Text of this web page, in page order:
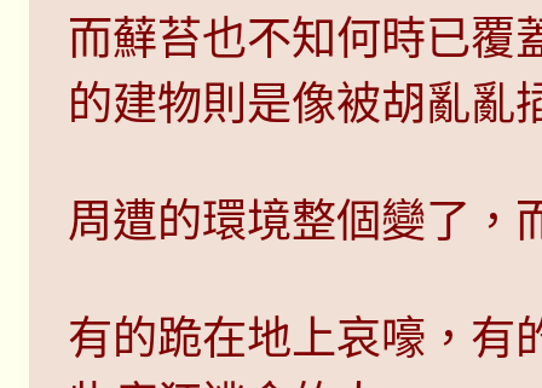
而蘚苔也不知何時已覆
的建物則是像被胡亂
周遭的環境整個變了，
有的跪在地上哀嚎，有